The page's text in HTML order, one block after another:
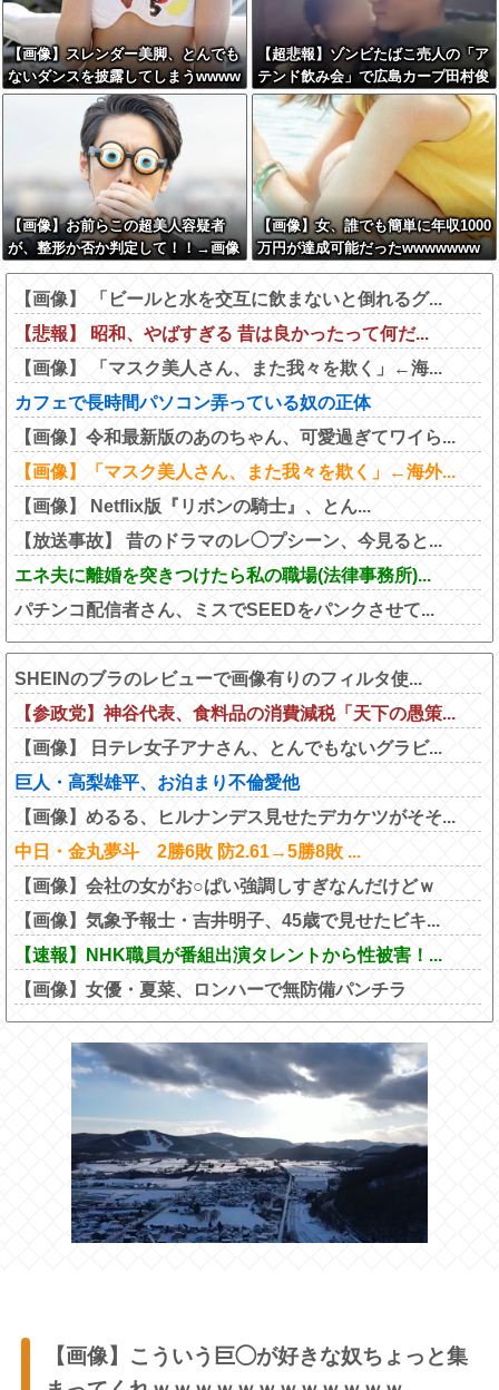
【画像】スレンダー美脚、とんでも
ないダンスを披露してしまうwwww
wwwww
【超悲報】ゾンビたばこ売人の「ア
テンド飲み会」で広島カープ田村俊
介がセクシー女優と寸止めキスｗｗ
【画像】お前らこの超美人容疑者
が、整形か否か判定して！！→画像
がこちらw w w w w w w w w w
【画像】女、誰でも簡単に年収1000
万円が達成可能だったwwwwwww
【画像】 「ビールと水を交互に飲まないと倒れるグ...
【悲報】 昭和、やばすぎる 昔は良かったって何だ...
【画像】 「マスク美人さん、また我々を欺く」←海...
カフェで長時間パソコン弄っている奴の正体
【画像】令和最新版のあのちゃん、可愛過ぎてワイら...
【画像】「マスク美人さん、また我々を欺く」←海外...
【画像】 Netflix版『リボンの騎士』、とん...
【放送事故】 昔のドラマのレ◯プシーン、今見ると...
エネ夫に離婚を突きつけたら私の職場(法律事務所)...
パチンコ配信者さん、ミスでSEEDをパンクさせて...
SHEINのブラのレビューで画像有りのフィルタ使...
【参政党】神谷代表、食料品の消費減税「天下の愚策...
【画像】 日テレ女子アナさん、とんでもないグラビ...
巨人・高梨雄平、お泊まり不倫愛他
【画像】めるる、ヒルナンデス見せたデカケツがそそ...
中日・金丸夢斗 2勝6敗 防2.61→5勝8敗 ...
【画像】会社の女がお○ぱい強調しすぎなんだけどｗ
【画像】気象予報士・吉井明子、45歳で見せたビキ...
【速報】NHK職員が番組出演タレントから性被害！...
【画像】女優・夏菜、ロンハーで無防備パンチラ
【画像】こういう巨◯が好きな奴ちょっと集